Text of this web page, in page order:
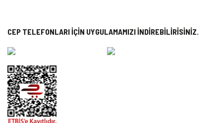
CEP TELEFONLARI İÇİN UYGULAMAMIZI İNDİREBİLİRİSİNİZ.